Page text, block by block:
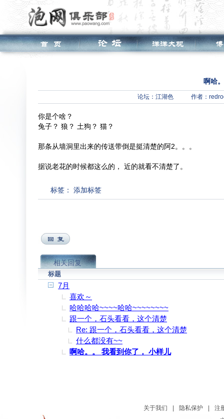
啊哈
论坛： 江湖色 作者：
你是个啥？
兔子？ 狼？ 土狗？ 猫？
那条从墙洞里出来的传送带倒是挺清楚的阿2。。。
据说老花的时候都这么的， 近的就看不清楚了。
标签： 添加标签
相关回复
标题
7月
喜欢～
哈哈哈哈~~~~哈哈~~~~~~~~
跟一个，石头看看，这个清楚
Re: 跟一个，石头看看，这个清楚
什么都没有~~
啊哈。。 我看到你了， 小样儿
关于我们 隐私保护
注